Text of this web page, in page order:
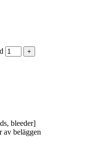
+
bleeder]
av beläggen